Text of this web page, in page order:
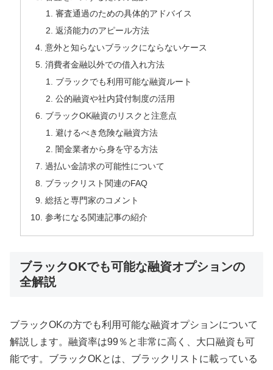
審査通過のための具体的アドバイス
返済能力のアピール方法
意外と知らないブラックにならないケース
消費者金融以外での借入れ方法
ブラックでも利用可能な融資ルート
公的融資や社内貸付制度の活用
ブラックOK融資のリスクと注意点
避けるべき危険な融資方法
闇金業者から身を守る方法
過払い金請求の可能性について
ブラックリスト関連のFAQ
総括と専門家のコメント
参考になる関連記事の紹介
ブラックOKでも可能な融資オプションの
全解説
ブラックOKの方でも利用可能な融資オプションについて
解説します。融資率は99％と非常に高く、大口融資も可
能です。ブラックOKとは、ブラックリストに載っている